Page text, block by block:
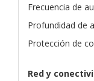
Frecuencia de
Profundidad de
Protección de
Red y